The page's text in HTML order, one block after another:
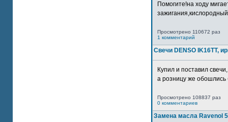
Помогите!на ходу
Просмотрено 110672 раз
1 комментарий
Свечи DENSO IK16TT,
Купил и поставил
а розницу же обошлись
Просмотрено 108837 раз
0 комментариев
Замена масла Ravenol